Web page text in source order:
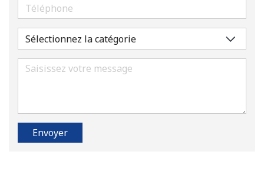
Aucun mot de passe créé
8 caractères minimum
Une lettre majuscule et une lettre minuscule
Un numéro
Envoyer